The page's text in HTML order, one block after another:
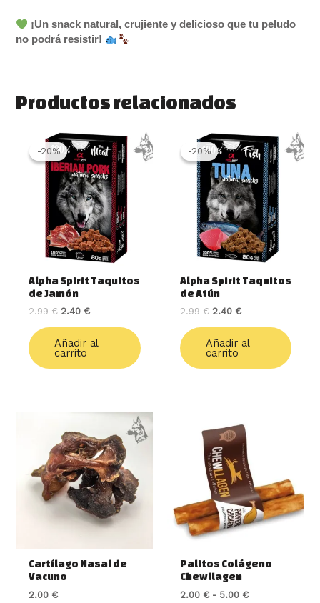
¡Un snack natural, crujiente y delicioso que tu peludo
no podrá resistir!
Productos relacionados
-20%
-20%
Alpha Spirit Taquitos
de Jamón
2.99€
El
precio
original
era:
2.99 €.
2.40 €
El
precio
actual
es:
2.40 €.
Añadir al
carrito
-20%
-20%
Alpha Spirit Taquitos
de Atún
2.99€
El
precio
original
era:
2.99 €.
2.40 €
El
precio
actual
es:
2.40 €.
Añadir al
carrito
Cartílago Nasal de
Vacuno
2.00 €
Palitos Colágeno
Chewllagen
2.00 € - 5.00 €
desde
2.00 €
hasta
5.00 €
Las